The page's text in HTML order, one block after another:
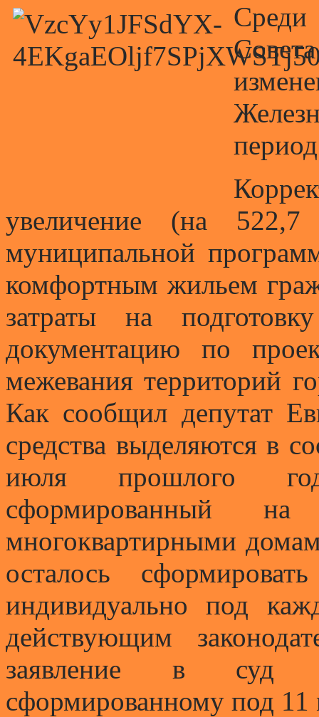
Среди
увеличение (на
муниципальной
комфортным жильем
затраты на
документацию по
межевания территорий
Как сообщил депутат
средства выделяются в
июля прошлого
сформированный
многоквартирными
осталось
индивидуально под
действующим
заявление в суд
сформированному под